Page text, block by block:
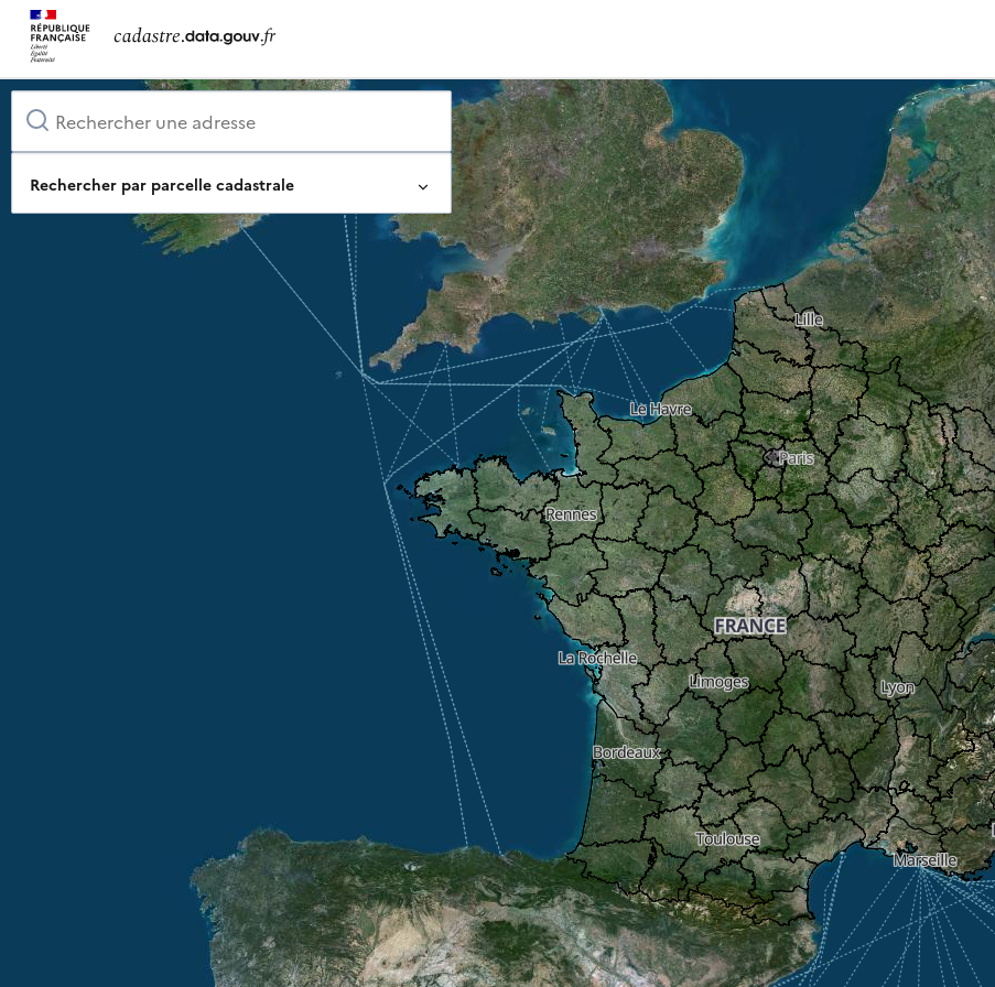
Rechercher par parcelle cadastrale
Identifiant complet de la parcelle